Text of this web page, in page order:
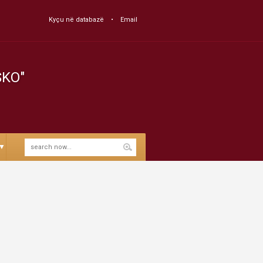
Kyçu në databazë Email